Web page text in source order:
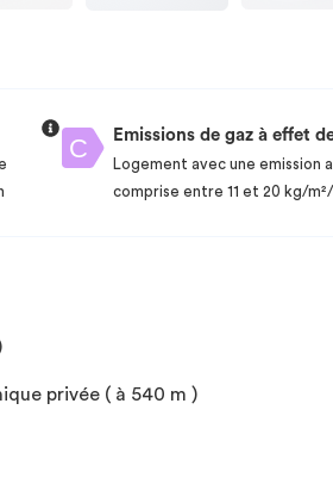
Emissions de gaz à effet
Logement avec une emission
comprise entre 11 et 20 kg/m²/
privée ( à 540 m )